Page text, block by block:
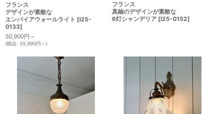
フランス
デザインが素敵な
エンパイアウォールライト [I25-
0133]
50,900円 ～
(税込: 55,990円 ～)
フランス
真鍮のデザインが素敵な
6灯シャンデリア [I25-0152]